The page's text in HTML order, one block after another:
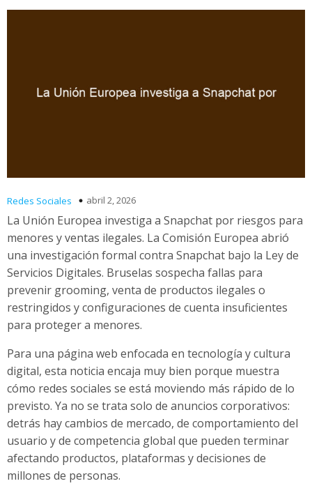
Redes Sociales abril 2, 2026
La Unión Europea investiga a Snapchat por riesgos para
menores y ventas ilegales. La Comisión Europea abrió
una investigación formal contra Snapchat bajo la Ley de
Servicios Digitales. Bruselas sospecha fallas para
prevenir grooming, venta de productos ilegales o
restringidos y configuraciones de cuenta insuficientes
para proteger a menores.
Para una página web enfocada en tecnología y cultura
digital, esta noticia encaja muy bien porque muestra
cómo redes sociales se está moviendo más rápido de lo
previsto. Ya no se trata solo de anuncios corporativos:
detrás hay cambios de mercado, de comportamiento del
usuario y de competencia global que pueden terminar
afectando productos, plataformas y decisiones de
millones de personas.